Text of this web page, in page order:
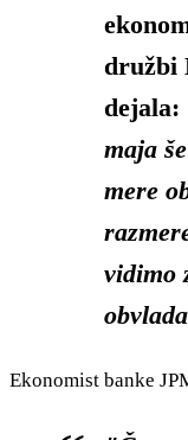
družbi
dejala:
maja
mere
vidimo
Ekonomist banke